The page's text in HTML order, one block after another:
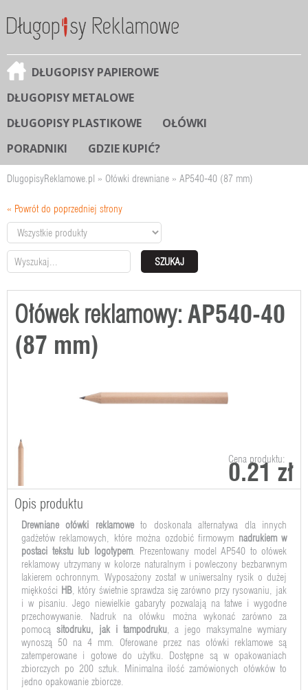
DŁUGOPISY PAPIEROWE
DŁUGOPISY METALOWE
DŁUGOPISY PLASTIKOWE
OŁÓWKI
PORADNIKI
GDZIE KUPIĆ?
DlugopisyReklamowe.pl » Ołówki drewniane » AP540-40 (87 mm)
« Powrót do poprzedniej strony
SZUKAJ
Ołówek reklamowy: AP540-40
(87 mm)
Cena produktu:
0.21 zł
Opis produktu
Drewniane ołówki reklamoweto doskonała alternatywa dla innych
gadżetów reklamowych, które można ozdobić firmowym nadrukiem w
postaci tekstu lub logotypem. Prezentowany model AP540 to ołówek
reklamowy utrzymany w kolorze naturalnym i powleczony bezbarwnym
lakierem ochronnym. Wyposażony został w uniwersalny rysik o dużej
miękkości HB, który świetnie sprawdza się zarówno przy rysowaniu, jak
i w pisaniu. Jego niewielkie gabaryty pozwalają na łatwe i wygodne
przechowywanie. Nadruk na ołówku można wykonać zarówno za
pomocą sitodruku, jak i tampodruku, a jego maksymalne wymiary
wynoszą 50 na 4 mm. Oferowane przez nas ołówki reklamowe są
zatemperowane i gotowe do użytku. Dostępne są w opakowaniach
zbiorczych po 200 sztuk. Minimalna ilość zamówionych ołówków to
jedno opakowanie zbiorcze.